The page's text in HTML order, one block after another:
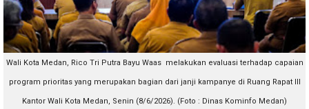
Wali Kota Medan, Rico Tri Putra Bayu Waas melakukan evaluasi terhadap capaian
program prioritas yang merupakan bagian dari janji kampanye di Ruang Rapat III
Kantor Wali Kota Medan, Senin (8/6/2026). (Foto : Dinas Kominfo Medan)